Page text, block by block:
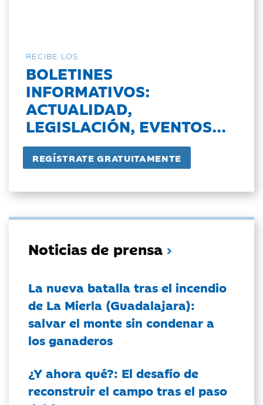
RECIBE LOS
BOLETINES
INFORMATIVOS:
ACTUALIDAD,
LEGISLACIÓN, EVENTOS...
Noticias de prensa
La nueva batalla tras el incendio
de La Mierla (Guadalajara):
salvar el monte sin condenar a
los ganaderos
¿Y ahora qué?: El desafío de
reconstruir el campo tras el paso